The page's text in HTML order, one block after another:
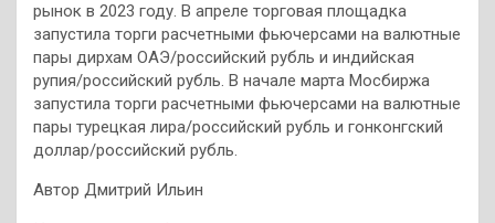
рынок в 2023 году. В апреле торговая площадка
запустила торги расчетными фьючерсами на валютные
пары дирхам ОАЭ/российский рубль и индийская
рупия/российский рубль. В начале марта Мосбиржа
запустила торги расчетными фьючерсами на валютные
пары турецкая лира/российский рубль и гонконгский
доллар/российский рубль.
Автор Дмитрий Ильин